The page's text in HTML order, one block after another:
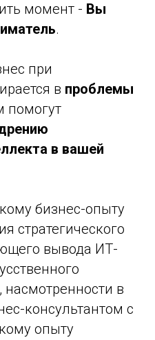
момент - Вы
.
при
в проблемы
помогут
в вашей
бизнес-опыту
стратегического
вывода ИТ-
в
консультантом с
опыту